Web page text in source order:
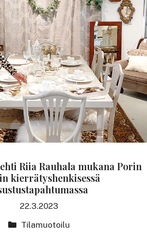
Riia Rauhala mukana Porin
kierrätyshenkisessä
22.3.2023
Kategoriat
Tilamuotoilu